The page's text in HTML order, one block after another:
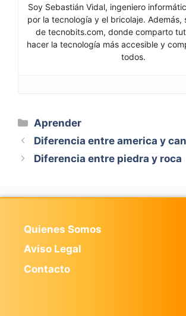
Soy Sebastián Vidal, ingeniero
por la tecnología y el bricolaje. Además,
de tecnobits.com, donde comparto
hacer la tecnología más accesible y
todos.
Categorías
Aprender
Diferencia entre america y
Diferencia entre piedra y roca
Quienes Somos
Aviso Legal
Contacto